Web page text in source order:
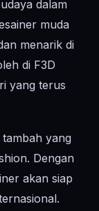
dalam
muda
menarik di
di F3D
yang terus
yang
Dengan
akan siap